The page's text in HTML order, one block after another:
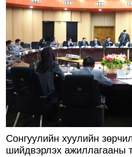
Сонгуулийн хуулийн
шийдвэрлэх ажиллагааны